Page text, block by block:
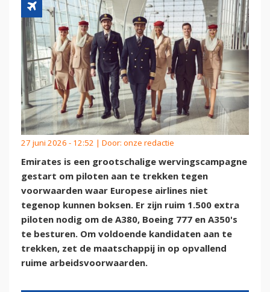
27 juni 2026 - 12:52 | Door: onze redactie
Emirates is een grootschalige wervingscampagne
gestart om piloten aan te trekken tegen
voorwaarden waar Europese airlines niet
tegenop kunnen boksen. Er zijn ruim 1.500 extra
piloten nodig om de A380, Boeing 777 en A350's
te besturen. Om voldoende kandidaten aan te
trekken, zet de maatschappij in op opvallend
ruime arbeidsvoorwaarden.